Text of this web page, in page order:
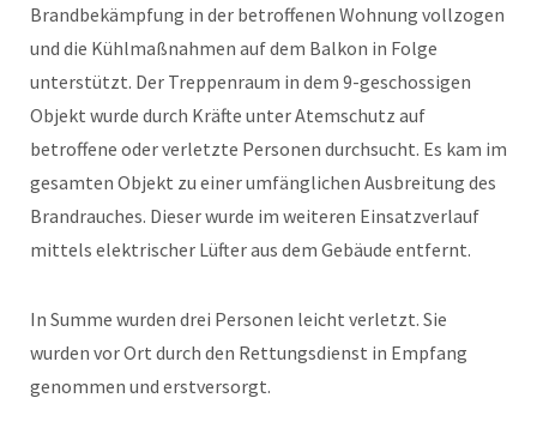
Brandbekämpfung in der betroffenen Wohnung vollzogen
und die Kühlmaßnahmen auf dem Balkon in Folge
unterstützt. Der Treppenraum in dem 9-geschossigen
Objekt wurde durch Kräfte unter Atemschutz auf
betroffene oder verletzte Personen durchsucht. Es kam im
gesamten Objekt zu einer umfänglichen Ausbreitung des
Brandrauches. Dieser wurde im weiteren Einsatzverlauf
mittels elektrischer Lüfter aus dem Gebäude entfernt.
In Summe wurden drei Personen leicht verletzt. Sie
wurden vor Ort durch den Rettungsdienst in Empfang
genommen und erstversorgt.